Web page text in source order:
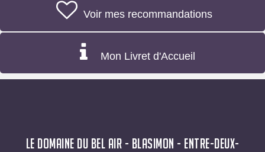
Voir mes recommandations
Mon Livret d'Accueil
LE DOMAINE DU BEL AIR - BLASIMON - ENTRE-DEUX-